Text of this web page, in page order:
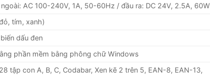
AC 100-240V, 1A, 50-60Hz / đầu ra: DC 24V, 2.5A, 60W
tím, xanh)
dấu đen
phần mềm bằng phông chữ Windows
tập con A, B, C, Codabar, Xen kẽ 2 trên 5, EAN-8, EAN-13,